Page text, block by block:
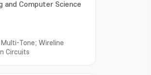
and Computer Science
Multi-Tone; Wireline
Circuits